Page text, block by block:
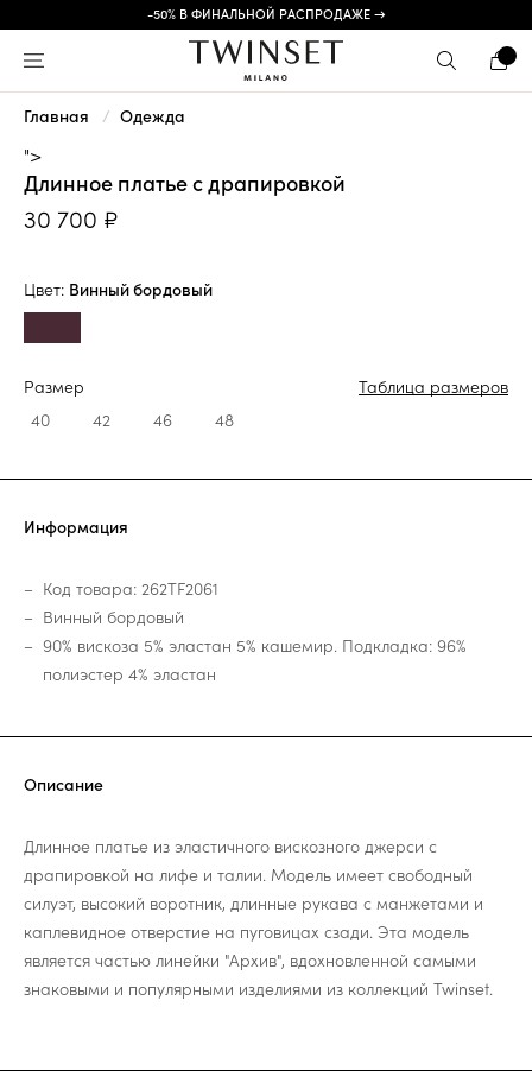
-50% В ФИНАЛЬНОЙ РАСПРОДАЖЕ →
Главная Одежда
">
Длинное платье с драпировкой
30 700 ₽
Цвет: Винный бордовый
Размер
Таблица размеров
40
42 46 48
Информация
Код товара: 262TF2061
Винный бордовый
90% вискоза 5% эластан 5% кашемир. Подкладка: 96%
полиэстер 4% эластан
Описание
Длинное платье из эластичного вискозного джерси с
драпировкой на лифе и талии. Модель имеет свободный
силуэт, высокий воротник, длинные рукава с манжетами и
каплевидное отверстие на пуговицах сзади. Эта модель
является частью линейки "Архив", вдохновленной самыми
знаковыми и популярными изделиями из коллекций Twinset.